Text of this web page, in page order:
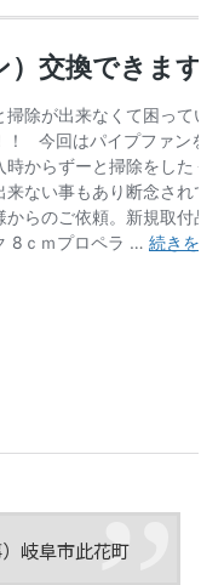
岐阜市此花町